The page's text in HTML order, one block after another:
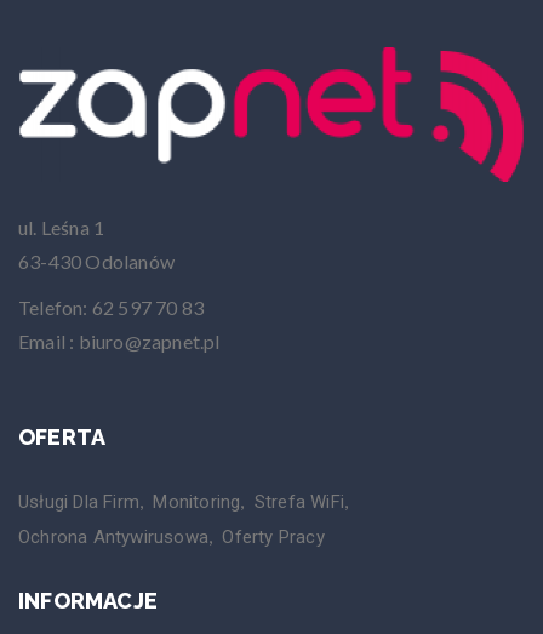
ul. Leśna 1
63-430 Odolanów
Telefon: 62 597 70 83
Email : biuro@zapnet.pl
OFERTA
Usługi Dla Firm Monitoring
Strefa WiFi
Ochrona Antywirusowa
Oferty Pracy
INFORMACJE